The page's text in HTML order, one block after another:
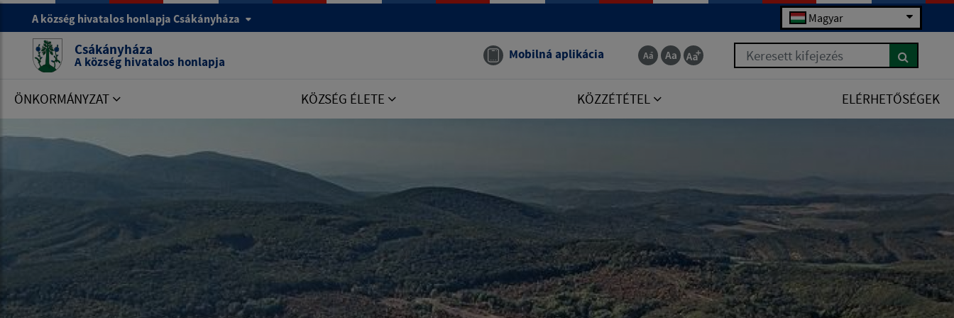
A község hivatalos honlapja Csákányháza Magyar
Csákányháza
A község hivatalos honlapja Mobilná aplikácia Keresett kifejezés
ÖNKORMÁNYZAT KÖZSÉG ÉLETE KÖZZÉTÉTEL ELÉRHETŐSÉGEK